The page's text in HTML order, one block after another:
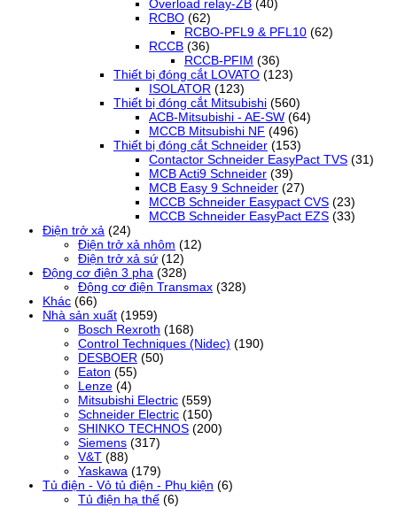
Overload relay-ZB (40)
RCBO (62)
RCBO-PFL9 & PFL10 (62)
RCCB (36)
RCCB-PFIM (36)
Thiết bị đóng cắt LOVATO (123)
ISOLATOR (123)
Thiết bị đóng cắt Mitsubishi (560)
ACB-Mitsubishi - AE-SW (64)
MCCB Mitsubishi NF (496)
Thiết bị đóng cắt Schneider (153)
Contactor Schneider EasyPact TVS (31)
MCB Acti9 Schneider (39)
MCB Easy 9 Schneider (27)
MCCB Schneider Easypact CVS (23)
MCCB Schneider EasyPact EZS (33)
Điện trở xả (24)
Điện trở xả nhôm (12)
Điện trở xả sứ (12)
Động cơ điện 3 pha (328)
Động cơ điện Transmax (328)
Khác (66)
Nhà sản xuất (1959)
Bosch Rexroth (168)
Control Techniques (Nidec) (190)
DESBOER (50)
Eaton (55)
Lenze (4)
Mitsubishi Electric (559)
Schneider Electric (150)
SHINKO TECHNOS (200)
Siemens (317)
V&T (88)
Yaskawa (179)
Tủ điện - Vỏ tủ điện - Phụ kiện (6)
Tủ điện hạ thế (6)